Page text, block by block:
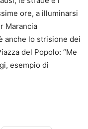
ore, a illuminarsi
Marancia
anche lo strisione dei
del Popolo: “Me
esempio di